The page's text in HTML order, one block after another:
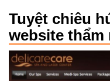
Tuyệt chiêu
website thẩm